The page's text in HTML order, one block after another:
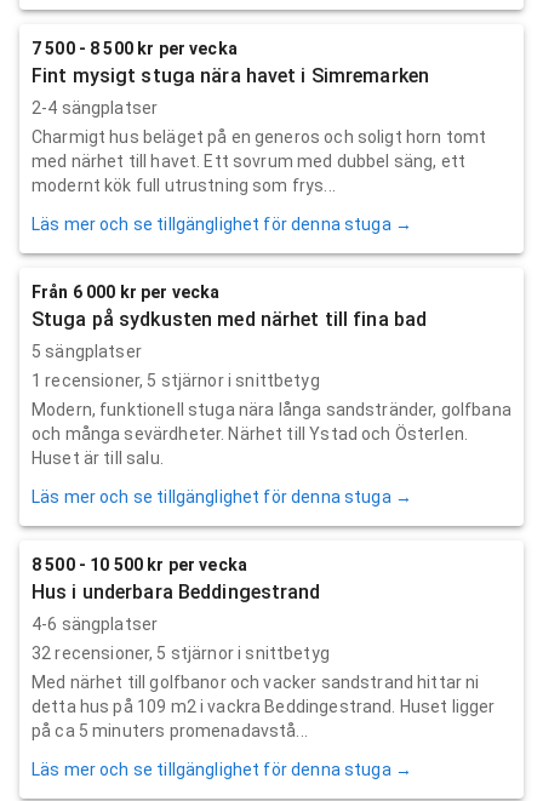
7 500 - 8 500 kr per vecka
Fint mysigt stuga nära havet i Simremarken
2-4 sängplatser
Charmigt hus beläget på en generos och soligt horn tomt
med närhet till havet. Ett sovrum med dubbel säng, ett
modernt kök full utrustning som frys...
Läs mer och se tillgänglighet för denna stuga →
Från 6 000 kr per vecka
Stuga på sydkusten med närhet till fina bad
5 sängplatser
1 recensioner, 5 stjärnor i snittbetyg
Modern, funktionell stuga nära långa sandstränder, golfbana
och många sevärdheter. Närhet till Ystad och Österlen.
Huset är till salu.
Läs mer och se tillgänglighet för denna stuga →
8 500 - 10 500 kr per vecka
Hus i underbara Beddingestrand
4-6 sängplatser
32 recensioner, 5 stjärnor i snittbetyg
Med närhet till golfbanor och vacker sandstrand hittar ni
detta hus på 109 m2 i vackra Beddingestrand. Huset ligger
på ca 5 minuters promenadavstå...
Läs mer och se tillgänglighet för denna stuga →